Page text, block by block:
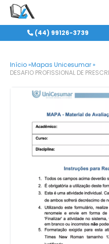
(44) 99126-3739
Início »Mapas Unicesumar »
DESAFIO PROFISSIONAL DE